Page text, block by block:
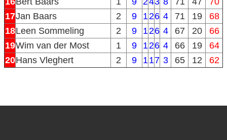
17Jan Baars 2 9 126 4 71 19
68
18Leen Sommeling 2 9 126 4 67 20
66
19Wim van der Most 1 9 126 4 66 19
64
20Hans Vleghert 2 9 117 3 65 12 62